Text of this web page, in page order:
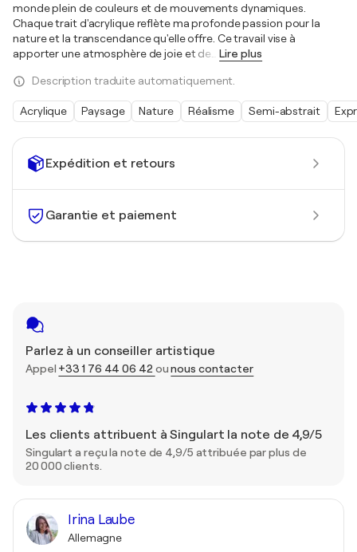
Expédition et retours
Garantie et paiement
Parlez à un conseiller artistique
Appel +33 1 76 44 06 42 ounous contacter
Les clients attribuent à Singulart la note de 4,9/5
Singulart a reçu la note de 4,9/5 attribuée par plus de
20 000 clients.
Irina Laube
Allemagne
monde plein de couleurs et de mouvements dynamiques.
Chaque trait d'acrylique reflète ma profonde passion pour la
nature et la transcendance qu'elle offre. Ce travail vise à
apporter une atmosphère de joie et de
Lire plus
Description traduite automatiquement.
Acrylique Paysage Nature Réalisme Semi-abstrait